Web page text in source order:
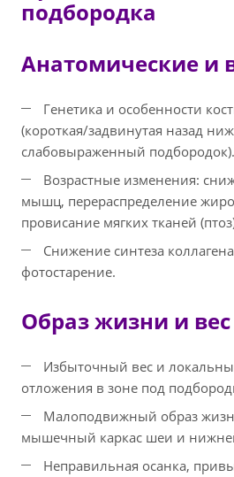
подбородка
Анатомические и
Генетика и особенности
(короткая/задвинутая назад
слабовыраженный подбородок).
Возрастные изменения:
мышц, перераспределение
провисание мягких тканей
Снижение синтеза
фотостарение.
Образ жизни и вес
Избыточный вес и
отложения в зоне под
Малоподвижный образ
мышечный каркас шеи и
Неправильная осанка,